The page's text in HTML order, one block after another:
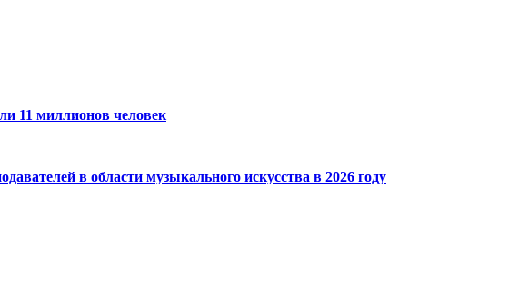
11 миллионов человек
в области музыкального искусства в 2026 году